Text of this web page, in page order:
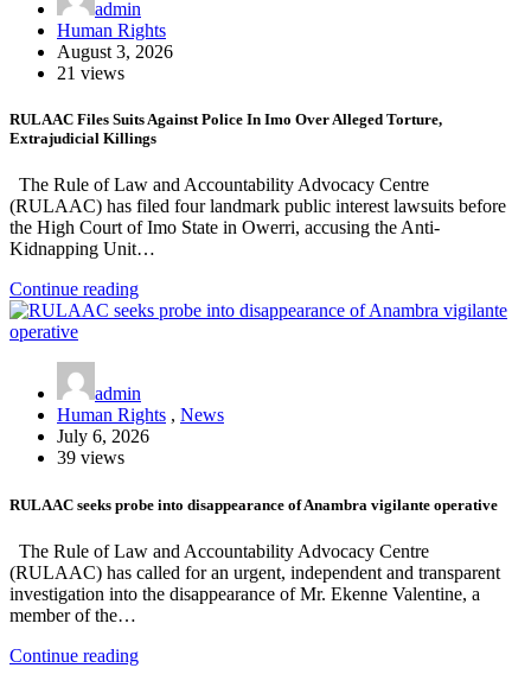
admin
Human Rights
August 3, 2026
21 views
RULAAC Files Suits Against Police In Imo Over Alleged Torture,
Extrajudicial Killings
The Rule of Law and Accountability Advocacy Centre
(RULAAC) has filed four landmark public interest lawsuits before
the High Court of Imo State in Owerri, accusing the Anti-
Kidnapping Unit…
Continue reading
admin
Human Rights , News
July 6, 2026
39 views
RULAAC seeks probe into disappearance of Anambra vigilante operative
The Rule of Law and Accountability Advocacy Centre
(RULAAC) has called for an urgent, independent and transparent
investigation into the disappearance of Mr. Ekenne Valentine, a
member of the…
Continue reading